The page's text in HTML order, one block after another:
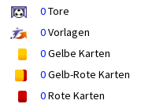
0Tore
0Vorlagen
0Gelbe Karten
0Gelb-Rote Karten
0Rote Karten